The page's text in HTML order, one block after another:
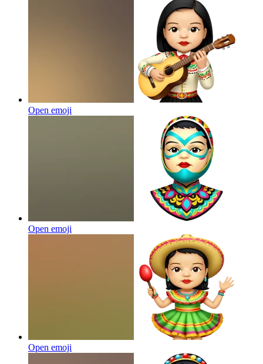
Open emoji
Open emoji
Open emoji